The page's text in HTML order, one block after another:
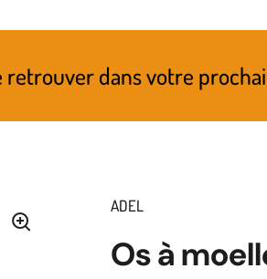
prochain panier!
ADEL
Os à